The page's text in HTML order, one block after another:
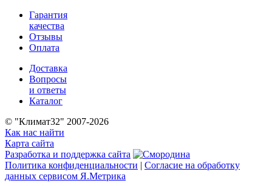
Гарантия
качества
Отзывы
Оплата
Доставка
Вопросы
и ответы
Каталог
© "Климат32" 2007-2026
Как нас найти
Карта сайта
Разработка и поддержка сайта
Политика конфиденциальности | Согласие на обработку
данных сервисом Я.Метрика